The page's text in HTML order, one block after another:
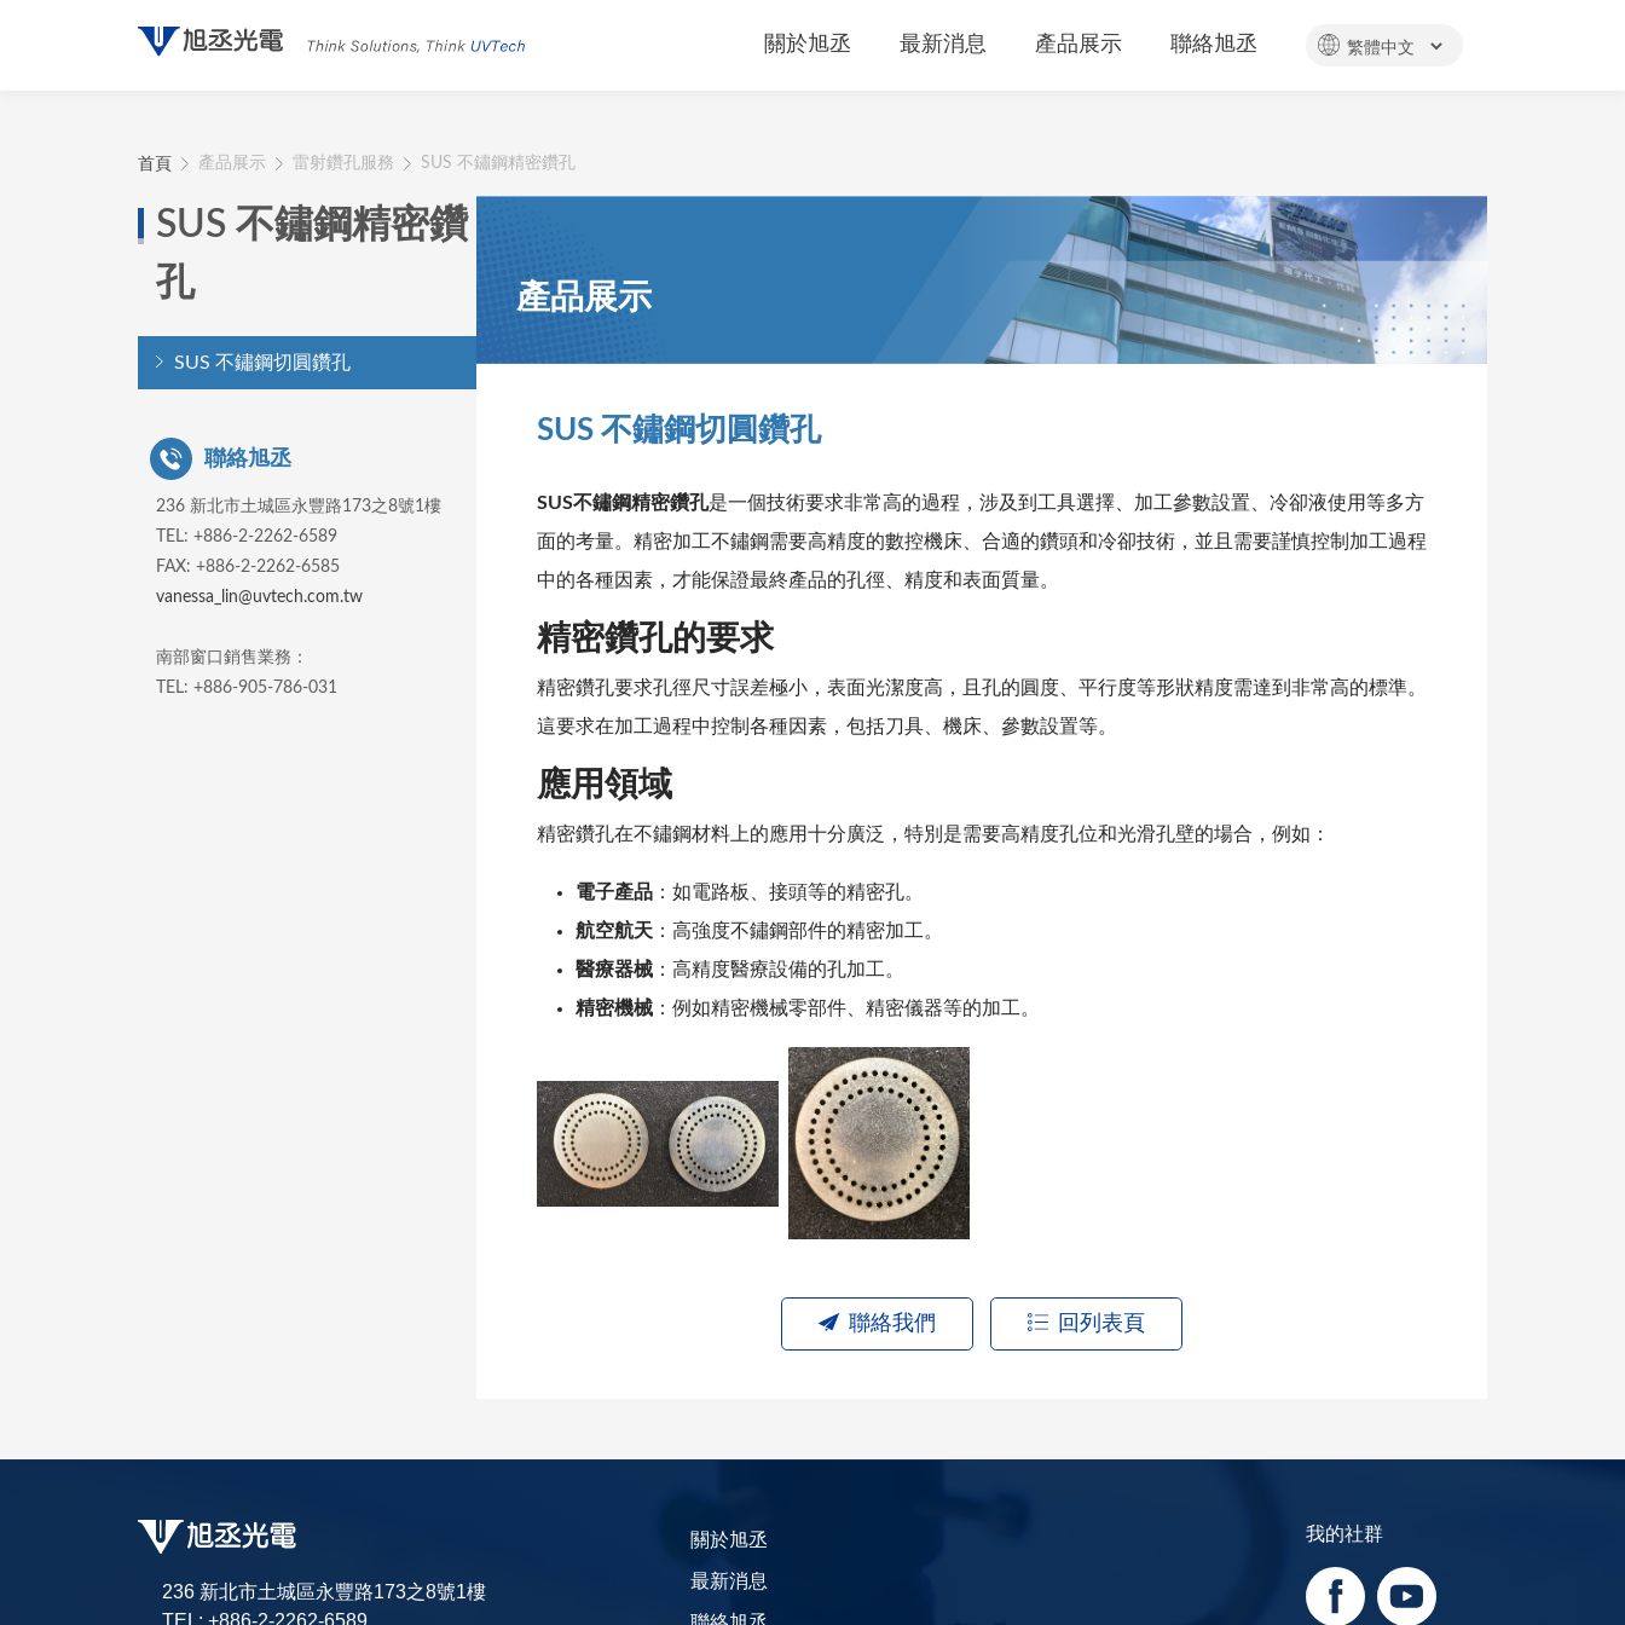
關於旭丞 最新消息 產品展示 聯絡旭丞
首頁 產品展示 雷射鑽孔服務 SUS 不鏽鋼精密鑽孔
SUS 不鏽鋼精密鑽
孔
SUS 不鏽鋼切圓鑽孔
聯絡旭丞
236 新北市土城區永豐路173之8號1樓
TEL: +886-2-2262-6589
FAX: +886-2-2262-6585
vanessa_lin@uvtech.com.tw
南部窗口銷售業務：
TEL: +886-905-786-031
產品展示
SUS 不鏽鋼切圓鑽孔
SUS不鏽鋼精密鑽孔是一個技術要求非常高的過程，涉及到工具選擇、加工參數設置、冷卻液使用等多方
面的考量。精密加工不鏽鋼需要高精度的數控機床、合適的鑽頭和冷卻技術，並且需要謹慎控制加工過程
中的各種因素，才能保證最終產品的孔徑、精度和表面質量。
精密鑽孔的要求
精密鑽孔要求孔徑尺寸誤差極小，表面光潔度高，且孔的圓度、平行度等形狀精度需達到非常高的標準。
這要求在加工過程中控制各種因素，包括刀具、機床、參數設置等。
應用領域
精密鑽孔在不鏽鋼材料上的應用十分廣泛，特別是需要高精度孔位和光滑孔壁的場合，例如：
電子產品 ：如電路板、接頭等的精密孔。
航空航天 ：高強度不鏽鋼部件的精密加工。
醫療器械 ：高精度醫療設備的孔加工。
精密機械 ：例如精密機械零部件、精密儀器等的加工。
聯絡我們 回列表頁
236 新北市土城區永豐路173之8號1樓
關於旭丞
最新消息
我的社群